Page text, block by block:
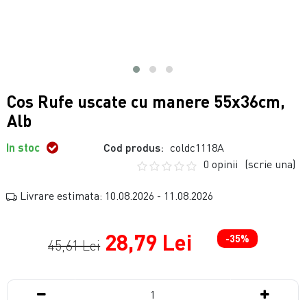
Cos Rufe uscate cu manere 55x36cm,
Alb
In stoc Cod produs: coldc1118A
0 opinii (scrie una)
Livrare estimata: 10.08.2026 - 11.08.2026
45,61 Lei 28,79 Lei -35%